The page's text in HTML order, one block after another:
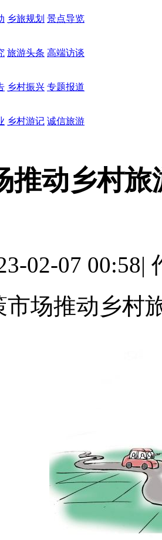
乡旅规划 景点导览
旅游头条 高端访谈
乡村振兴 专题报道
乡村游记 诚信旅游
推动乡村
02-07 00:58|
市场推动乡村